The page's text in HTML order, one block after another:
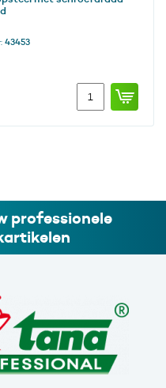
43453
Spaanse
mopsteel
professionele